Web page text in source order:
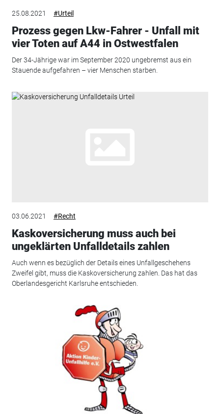
25.08.2021 #Urteil
Prozess gegen Lkw-Fahrer - Unfall mit
vier Toten auf A44 in Ostwestfalen
Der 34-Jährige war im September 2020 ungebremst aus ein
Stauende aufgefahren – vier Menschen starben.
03.06.2021 #Recht
Kaskoversicherung muss auch bei
ungeklärten Unfalldetails zahlen
Auch wenn es bezüglich der Details eines Unfallgeschehens
Zweifel gibt, muss die Kaskoversicherung zahlen. Das hat das
Oberlandesgericht Karlsruhe entschieden.